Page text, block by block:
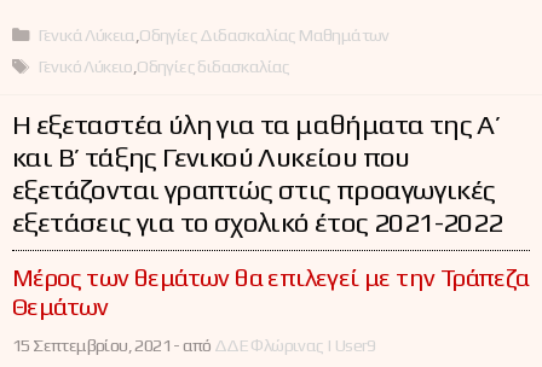
Κατηγορίες
Γενικά Λύκεια Οδηγίες Διδασκαλίας Μαθημάτων
Ετικέτες
Γενικό Λύκειο Οδηγίες διδασκαλίας
Η εξεταστέα ύλη για τα μαθήματα της Α’
και Β’ τάξης Γενικού Λυκείου που
εξετάζονται γραπτώς στις προαγωγικές
εξετάσεις για το σχολικό έτος 2021-2022
Μέρος των θεμάτων θα επιλεγεί με την Τράπεζα
Θεμάτων
15 Σεπτεμβρίου, 2021 -από ΔΔΕ Φλώρινας | User9